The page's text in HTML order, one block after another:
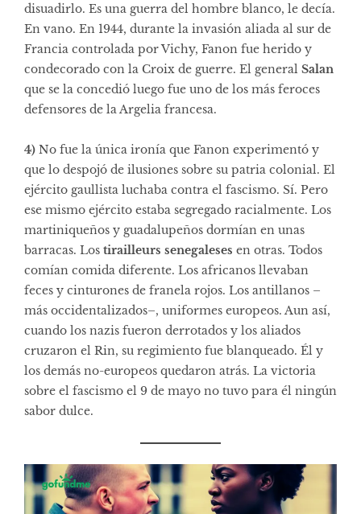
disuadirlo. Es una guerra del hombre blanco, le decía.
En vano. En 1944, durante la invasión aliada al sur de
Francia controlada por Vichy, Fanon fue herido y
condecorado con la Croix de guerre. El general Salan
que se la concedió luego fue uno de los más feroces
defensores de la Argelia francesa.
4) No fue la única ironía que Fanon experimentó y
que lo despojó de ilusiones sobre su patria colonial. El
ejército gaullista luchaba contra el fascismo. Sí. Pero
ese mismo ejército estaba segregado racialmente. Los
martiniqueños y guadalupeños dormían en unas
barracas. Los tirailleurs senegaleses en otras. Todos
comían comida diferente. Los africanos llevaban
feces y cinturones de franela rojos. Los antillanos –
más occidentalizados–, uniformes europeos. Aun así,
cuando los nazis fueron derrotados y los aliados
cruzaron el Rin, su regimiento fue blanqueado. Él y
los demás no-europeos quedaron atrás. La victoria
sobre el fascismo el 9 de mayo no tuvo para él ningún
sabor dulce.